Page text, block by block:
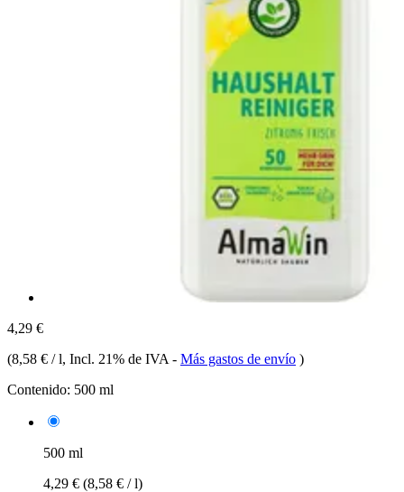
4,29 €
(8,58 € / l, Incl. 21% de IVA - Más gastos de envío )
Contenido: 500 ml
500 ml
4,29 € (8,58 € / l)